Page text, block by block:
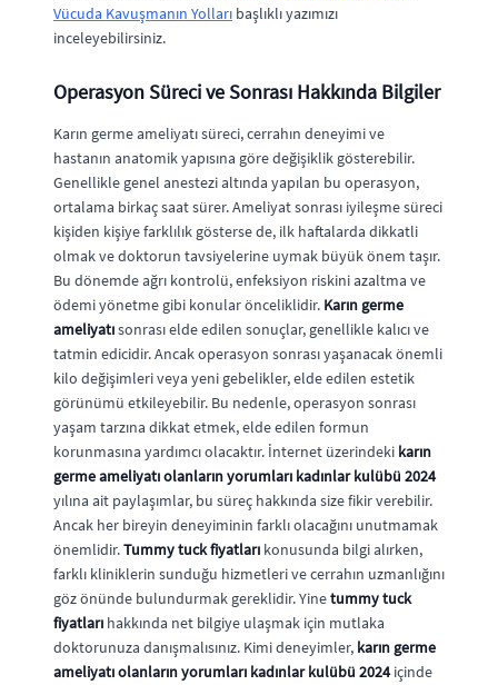
Vücuda Kavuşmanın Yolları başlıklı yazımızı
inceleyebilirsiniz.
Operasyon Süreci ve Sonrası Hakkında Bilgiler
Karın germe ameliyatı süreci, cerrahın deneyimi ve
hastanın anatomik yapısına göre değişiklik gösterebilir.
Genellikle genel anestezi altında yapılan bu operasyon,
ortalama birkaç saat sürer. Ameliyat sonrası iyileşme süreci
kişiden kişiye farklılık gösterse de, ilk haftalarda dikkatli
olmak ve doktorun tavsiyelerine uymak büyük önem taşır.
Bu dönemde ağrı kontrolü, enfeksiyon riskini azaltma ve
ödemi yönetme gibi konular önceliklidir. Karın germe
ameliyatısonrası elde edilen sonuçlar, genellikle kalıcı ve
tatmin edicidir. Ancak operasyon sonrası yaşanacak önemli
kilo değişimleri veya yeni gebelikler, elde edilen estetik
görünümü etkileyebilir. Bu nedenle, operasyon sonrası
yaşam tarzına dikkat etmek, elde edilen formun
korunmasına yardımcı olacaktır. İnternet üzerindeki karın
germe ameliyatı olanların yorumları kadınlar kulübü 2024
yılına ait paylaşımlar, bu süreç hakkında size fikir verebilir.
Ancak her bireyin deneyiminin farklı olacağını unutmamak
önemlidir.Tummy tuck fiyatları konusunda bilgi alırken,
farklı kliniklerin sunduğu hizmetleri ve cerrahın uzmanlığını
göz önünde bulundurmak gereklidir. Yinetummy tuck
fiyatları hakkında net bilgiye ulaşmak için mutlaka
doktorunuza danışmalısınız. Kimi deneyimler, karın germe
ameliyatı olanların yorumları kadınlar kulübü 2024içinde